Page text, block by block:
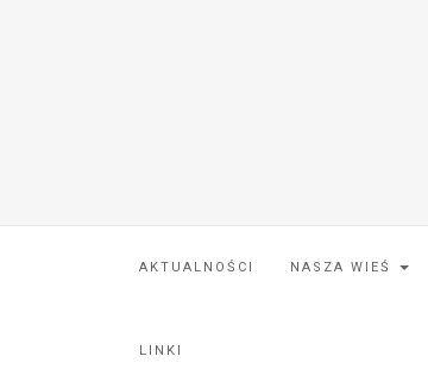
AKTUALNOŚCI NASZA WIEŚ
LINKI